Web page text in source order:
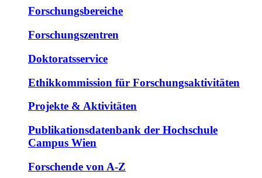
Forschungsbereiche
Forschungszentren
Doktoratsservice
Ethikkommission für Forschungsaktivitäten
Projekte & Aktivitäten
Publikationsdatenbank der Hochschule
Campus Wien
Forschende von A-Z